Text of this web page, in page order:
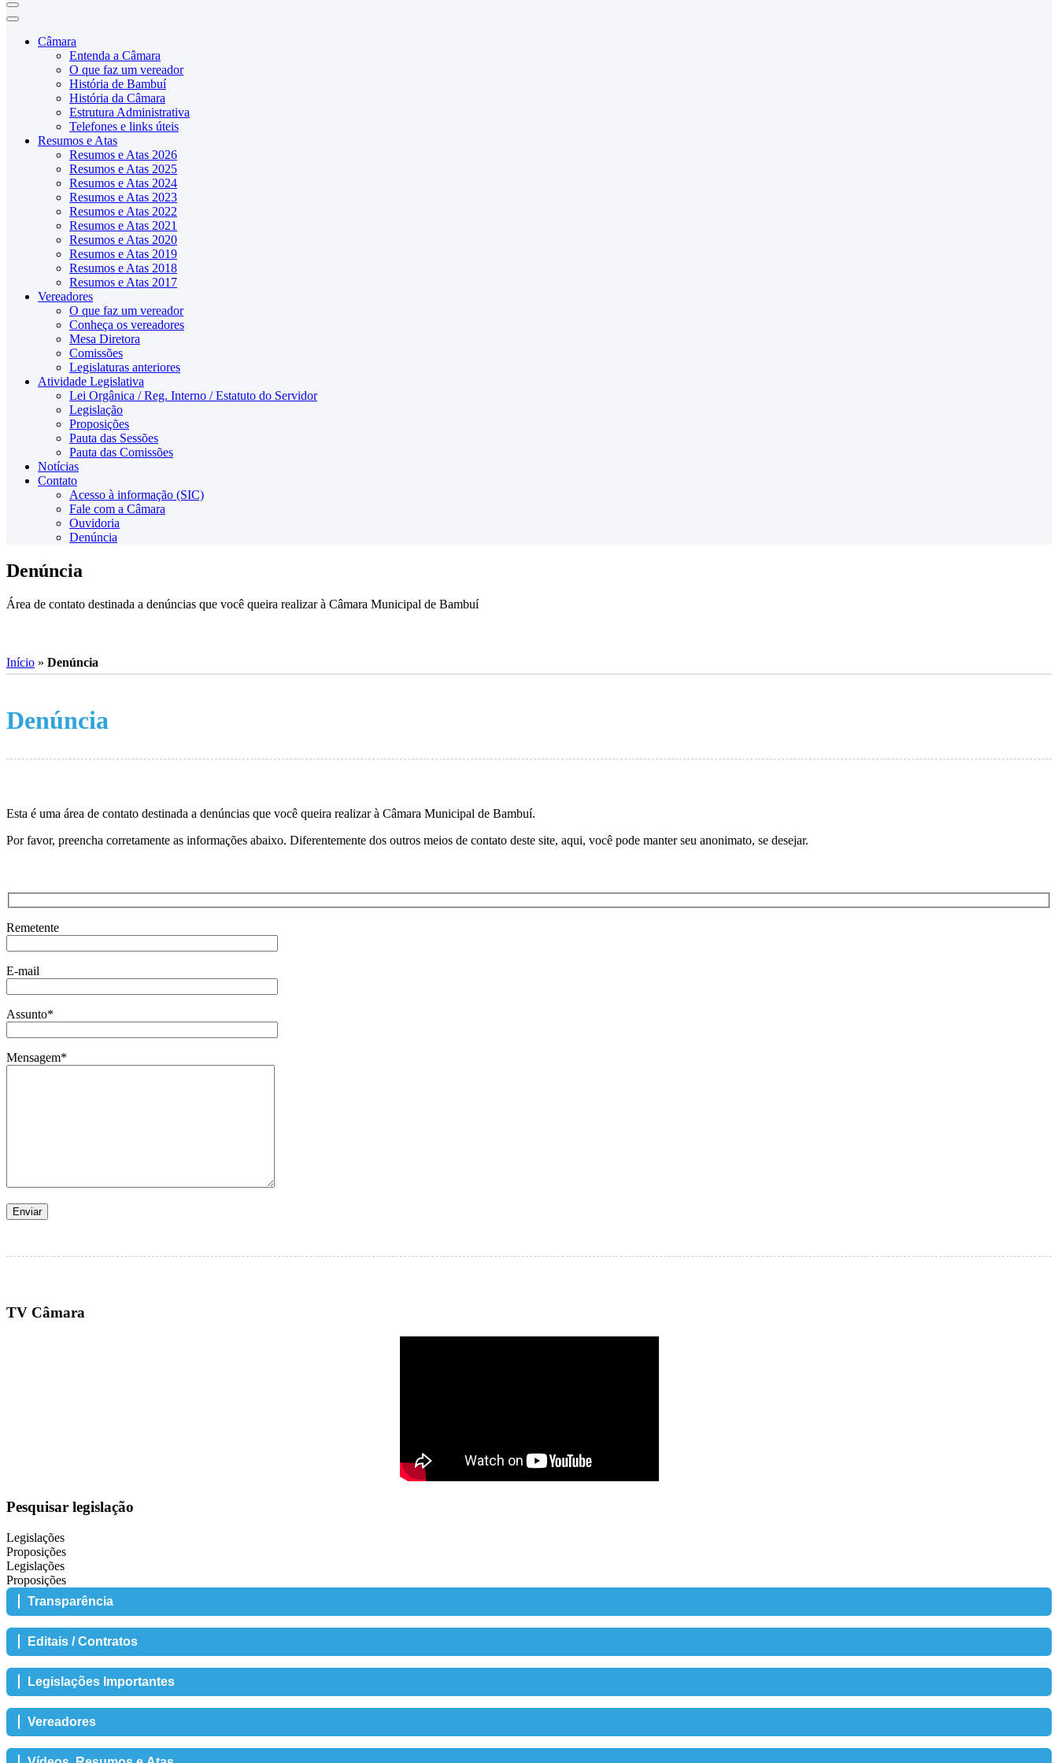
Câmara
Entenda a Câmara
O que faz um vereador
História de Bambuí
História da Câmara
Estrutura Administrativa
Telefones e links úteis
Resumos e Atas
Resumos e Atas 2026
Resumos e Atas 2025
Resumos e Atas 2024
Resumos e Atas 2023
Resumos e Atas 2022
Resumos e Atas 2021
Resumos e Atas 2020
Resumos e Atas 2019
Resumos e Atas 2018
Resumos e Atas 2017
Vereadores
O que faz um vereador
Conheça os vereadores
Mesa Diretora
Comissões
Legislaturas anteriores
Atividade Legislativa
Lei Orgânica / Reg. Interno / Estatuto do Servidor
Legislação
Proposições
Pauta das Sessões
Pauta das Comissões
Notícias
Contato
Acesso à informação (SIC)
Fale com a Câmara
Ouvidoria
Denúncia
Denúncia
Área de contato destinada a denúncias que você queira realizar à Câmara Municipal de Bambuí
Início » Denúncia
Denúncia
Esta é uma área de contato destinada a denúncias que você queira realizar à Câmara Municipal de Bambuí.
Por favor, preencha corretamente as informações abaixo. Diferentemente dos outros meios de contato deste site, aqui, você pode manter seu anonimato, se desejar.
Remetente
E-mail
Assunto*
Mensagem*
TV Câmara
Pesquisar legislação
Legislações
Proposições
Legislações
Proposições
Transparência
Editais / Contratos
Legislações Importantes
Vereadores